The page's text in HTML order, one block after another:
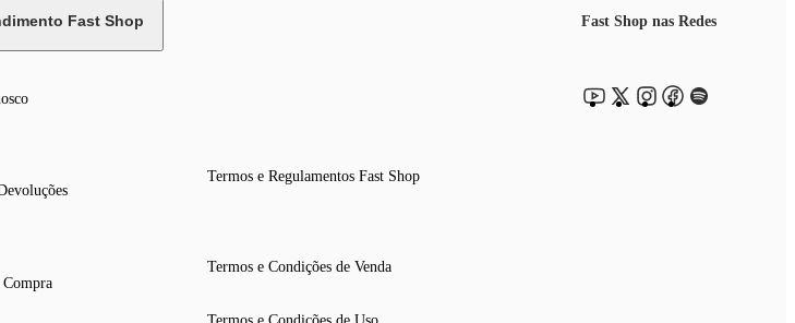
Fast Shop
Termos e Regulamentos Fast Shop
Termos e Condições de Venda
Fast Shop nas Redes